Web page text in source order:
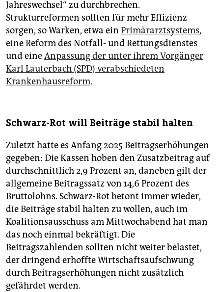
Jahreswechsel“ zu durchbrechen.
Strukturreformen sollten für mehr Effizienz
sorgen, so Warken, etwa ein Primärarztsystems,
eine Reform des Notfall- und Rettungsdienstes
und eineAnpassung der unter ihrem Vorgänger
Karl Lauterbach (SPD) verabschiedeten
Krankenhausreform.
Schwarz-Rot will Beiträge stabil halten
Zuletzt hatte es Anfang 2025 Beitragserhöhungen
gegeben: Die Kassen hoben den Zusatzbeitrag auf
durchschnittlich 2,9 Prozent an, daneben gilt der
allgemeine Beitragssatz von 14,6 Prozent des
Bruttolohns. Schwarz-Rot betont immer wieder,
die Beiträge stabil halten zu wollen, auch im
Koalitionsausschuss am Mittwochabend hat man
das noch einmal bekräftigt. Die
Beitragszahlenden sollten nicht weiter belastet,
der dringend erhoffte Wirtschaftsaufschwung
durch Beitragserhöhungen nicht zusätzlich
gefährdet werden.